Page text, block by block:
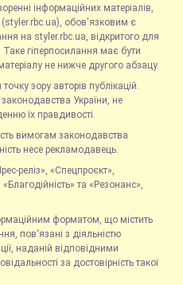
інформаційних матеріалів,
(styler.rbc.ua), обов'язковим є
на styler.rbc.ua, відкритого для
гіперпосилання має бути
не нижче другого абзацу.
зору авторів публікацій.
України, не
їх правдивості.
вимогам законодавства
несе рекламодавець.
реліз», «Спецпроєкт»,
та «Резонанс»,
форматом, що містить
пов'язані з діяльністю
наданій відповідними
за достовірність такої